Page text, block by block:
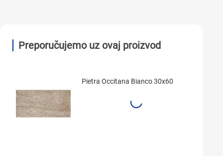
Preporučujemo uz ovaj proizvod
Pietra Occitana Bianco 30x60